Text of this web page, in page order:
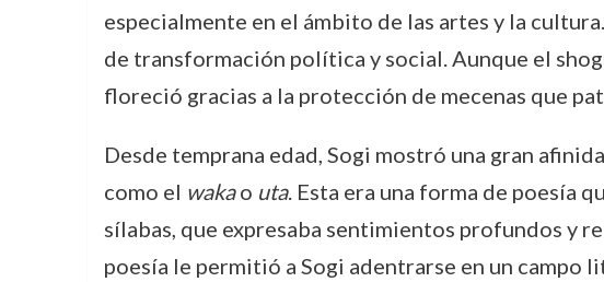
especialmente en el ámbito de las artes y la
de transformación política y social. Aunque el
floreció gracias a la protección de mecenas que
Desde temprana edad, Sogi mostró una gran
como el wakao uta. Esta era una forma de poesía
sílabas, que expresaba sentimientos profundos y
poesía le permitió a Sogi adentrarse en un campo